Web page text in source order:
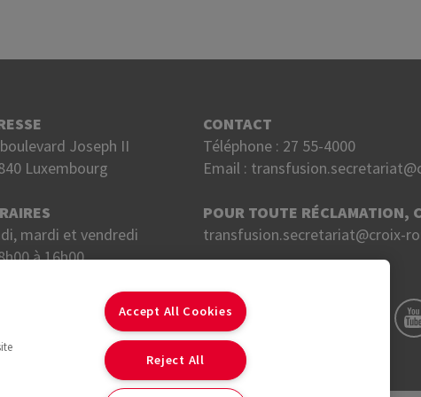
Joseph II
Luxembourg
mardi et vendredi
à 16h00.
CONTACT
Téléphone : 27 55-4000
Email :
POUR TOUTE RÉCLAMATION,
transfusion.secretariat@croix-
Accept All Cookies
Reject All